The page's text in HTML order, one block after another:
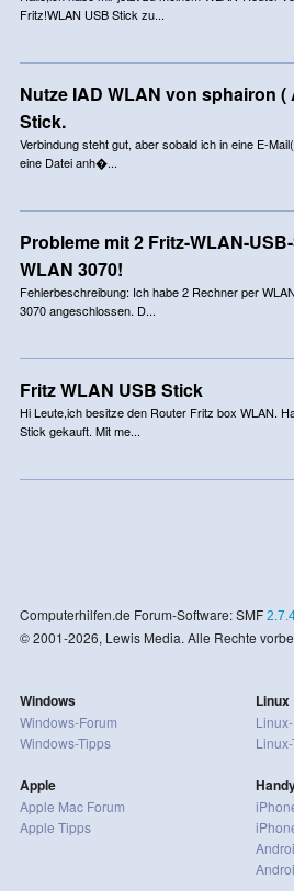
Fritz!WLAN USB Stick zu...
Nutze IAD WLAN von sphairon
Stick.
Verbindung steht gut, aber sobald ich in eine E-
eine Datei anh�...
Probleme mit 2 Fritz-WLAN-
WLAN 3070!
Fehlerbeschreibung: Ich habe 2 Rechner per
3070 angeschlossen. D...
Fritz WLAN USB Stick
Hi Leute,ich besitze den Router Fritz box WLAN.
Stick gekauft. Mit me...
Computerhilfen.de Forum-Software: SMF
© 2001-2026, Lewis Media. Alle Rechte
Windows
Windows-Forum
Windows-Tipps
Apple
Apple Mac Forum
Apple Tipps
Linux